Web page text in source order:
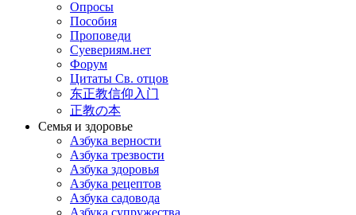
Опросы
Пособия
Проповеди
Суевериям.нет
Форум
Цитаты Св. отцов
东正教信仰入门
正教の本
Семья и здоровье
Азбука верности
Азбука трезвости
Азбука здоровья
Азбука рецептов
Азбука садовода
Азбука супружества